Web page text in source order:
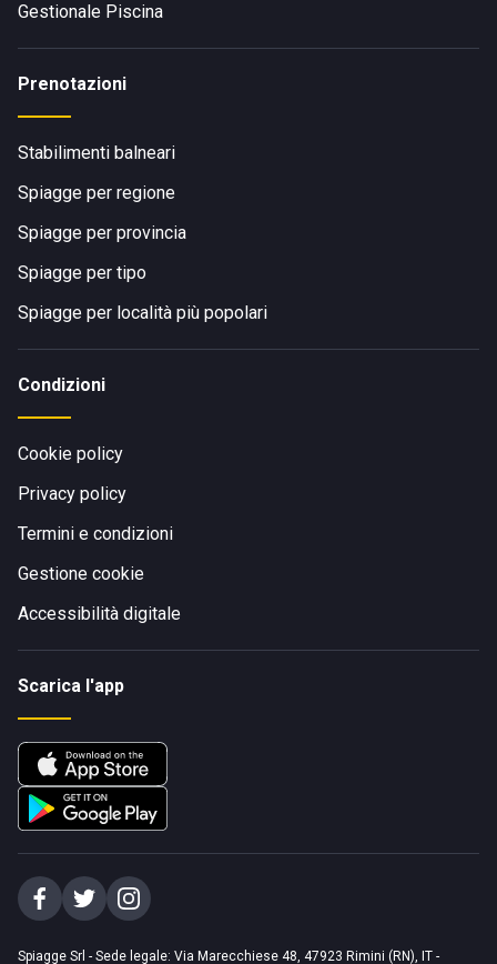
Gestionale Piscina
Prenotazioni
Stabilimenti balneari
Spiagge per regione
Spiagge per provincia
Spiagge per tipo
Spiagge per località più popolari
Condizioni
Cookie policy
Privacy policy
Termini e condizioni
Gestione cookie
Accessibilità digitale
Scarica l'app
Spiagge Srl - Sede legale: Via Marecchiese 48, 47923 Rimini (RN), IT -